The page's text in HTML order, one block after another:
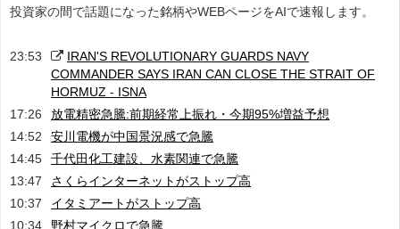
投資家の間で話題になった銘柄やWEBページをAIで速報します。
23:53
IRAN'S REVOLUTIONARY GUARDS NAVY
COMMANDER SAYS IRAN CAN CLOSE THE STRAIT OF
HORMUZ - ISNA
17:26
放電精密急騰:前期経常上振れ・今期95%増益予想
14:52
安川電機が中国景況感で急騰
14:45
千代田化工建設、水素関連で急騰
13:47
さくらインターネットがストップ高
10:37
イタミアートがストップ高
10:34
野村マイクロで急騰